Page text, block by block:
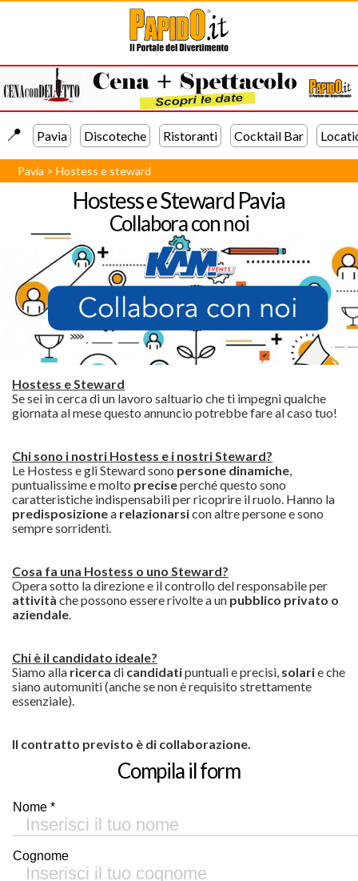
📍️ Pavia Discoteche Ristoranti Cocktail Bar
Pavia >Hostess e steward
Hostess e Steward Pavia
Collabora con noi
Hostess e Steward
Se sei in cerca di un lavoro saltuario che ti impegni qualche
giornata al mese questo annuncio potrebbe fare al caso tuo!
Chi sono i nostri Hostess e i nostri Steward?
Le Hostess e gli Steward sono persone dinamiche,
puntualissime e molto preciseperché questo sono
caratteristiche indispensabili per ricoprire il ruolo. Hanno la
predisposizionea relazionarsicon altre persone e sono
sempre sorridenti.
Cosa fa una Hostess o uno Steward?
Opera sotto la direzione e il controllo del responsabile per
attività che possono essere rivolte a un pubblico privato o
aziendale.
Chi è il candidato ideale?
Siamo alla ricerca di candidatipuntuali e precisi, solarie che
siano automuniti (anche se non è requisito strettamente
essenziale).
Il contratto previsto è di collaborazione.
Compila il form
Nome *
Cognome